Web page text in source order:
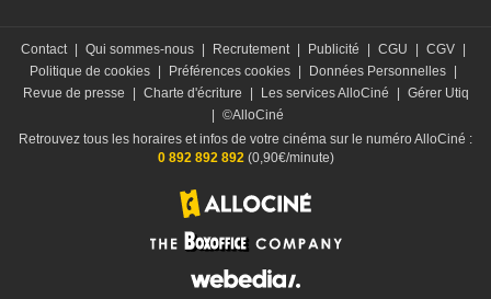
Contact Qui sommes-nous Recrutement Publicité CGU CGV
Politique de cookies
Préférences cookies Données Personnelles
Revue de presse
Charte d'écriture Les services AlloCiné
Gérer Utiq
©AlloCiné
Retrouvez tous les horaires et infos de votre cinéma sur le numéro AlloCiné :
0 892 892 892(0,90€/minute)